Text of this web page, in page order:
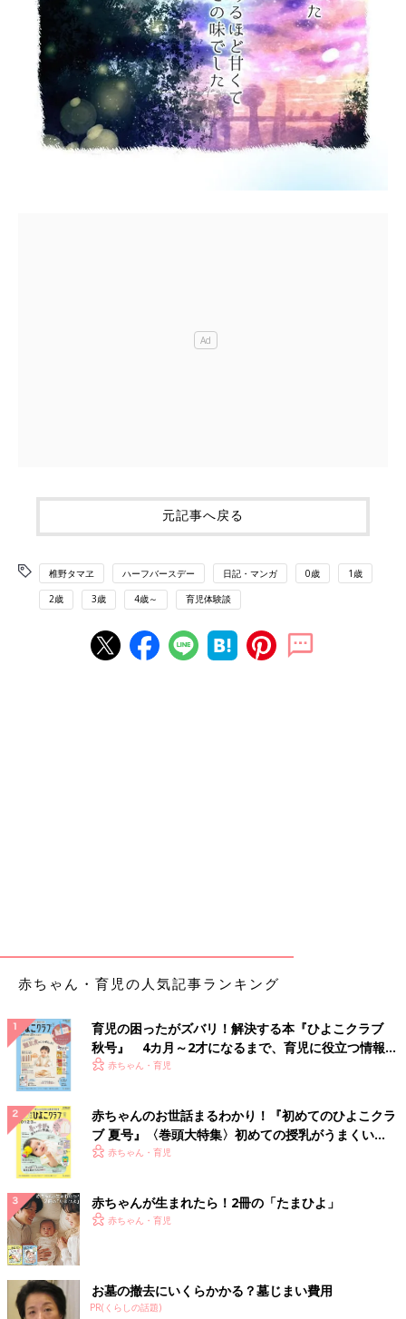
元記事へ戻る
椎野タマヱ ハーフバースデー 日記・マンガ 0歳 1歳
2歳 3歳 4歳～ 育児体験談
赤ちゃん・育児の人気記事ランキング
育児の困ったがズバリ！解決する本『ひよこクラブ
秋号』 4カ月～2才になるまで、育児に役立つ情報が
いっぱい！
赤ちゃん・育児
赤ちゃんのお世話まるわかり！『初めてのひよこクラ
ブ 夏号』〈巻頭大特集〉初めての授乳がうまくい
く！ おっぱい・ミルクの基本と夏のトラブル 解決テ
赤ちゃん・育児
赤ちゃんが生まれたら！2冊の「たまひよ」
赤ちゃん・育児
お墓の撤去にいくらかかる？墓じまい費用
PR(くらしの話題)